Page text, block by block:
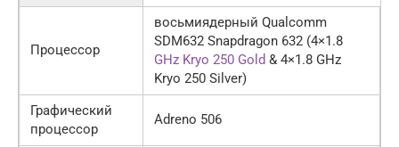
Процессор
восьмиядерный Qualcomm
SDM632 Snapdragon 632 (4×1.8
GHz Kryo 250 Gold & 4×1.8 GHz
Kryo 250 Silver)
Графический
процессор
Adreno 506